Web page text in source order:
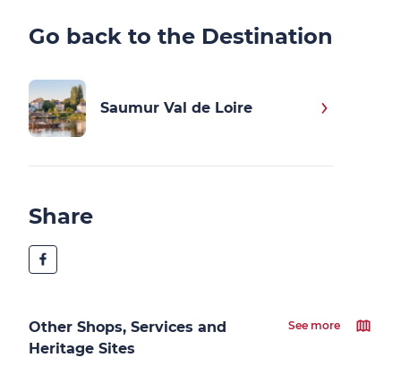
Go back to the Destination
Saumur Val de Loire
Share
Other Shops, Services and
Heritage Sites
See more